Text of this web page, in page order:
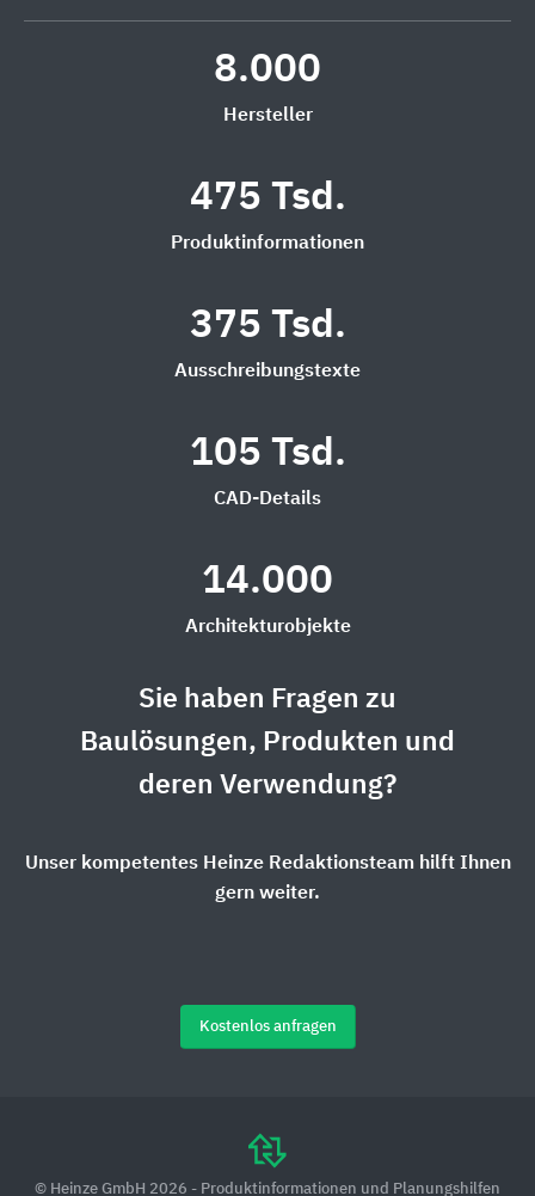
8.000
Hersteller
475 Tsd.
Produktinformationen
375 Tsd.
Ausschreibungstexte
105 Tsd.
CAD-Details
14.000
Architekturobjekte
Sie haben Fragen zu
Baulösungen, Produkten und
deren Verwendung?
Unser kompetentes Heinze Redaktionsteam hilft Ihnen
gern weiter.
Kostenlos anfragen
© Heinze GmbH 2026 - Produktinformationen und Planungshilfen